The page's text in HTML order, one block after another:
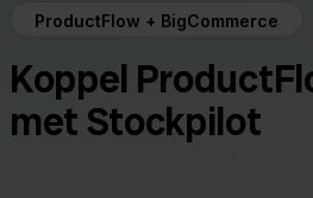
ProductFlow + BigCommerce
Koppel
met Stockpilot